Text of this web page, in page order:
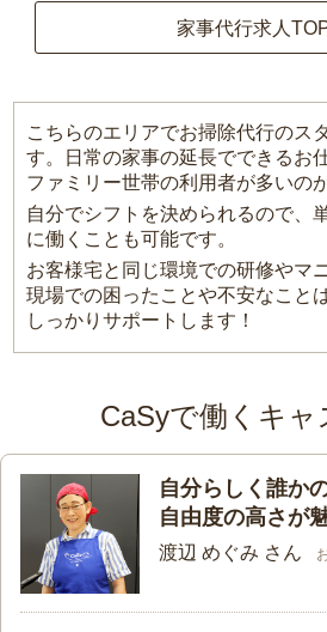
家事代行求人
こちらのエリアでお掃除代行のス
す。日常の家事の延長でできるお
ファミリー世帯の利用者が多いの
自分でシフトを決められるので、
に働くことも可能です。
お客様宅と同じ環境での研修やマ
現場での困ったことや不安なこと
しっかりサポートします！
CaSyで働くキャ
自分らしく誰か
自由度の高さが
渡辺 めぐみ さん